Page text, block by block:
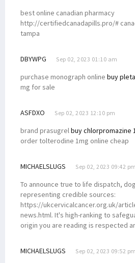
best online canadian pharmacy
http://certifiedcanadapills.pro/#
tampa
DBYWPG Sep 02, 2023 01:10 am
purchase monograph online buy
mg for sale
ASFDXO Sep 02, 2023 12:10 pm
brand prasugrelbuy chlorpromazine
order tolterodine 1mg online cheap
MICHAELSLUGS Sep 02, 2023 09:42 pm
To announce true to life dispatch,
representing credible sources:
https://ukcervicalcancer.org.uk/
news.html. It's high-ranking to
origin you are reading is respected
MICHAELSLUGS Sep 02, 2023 09:52 pm